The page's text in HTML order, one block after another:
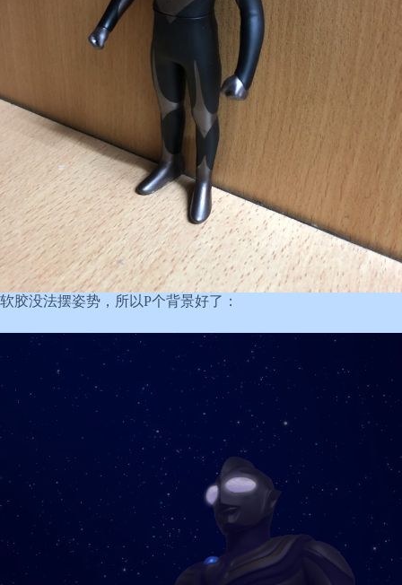
软胶没法摆姿势，所以P个背景好了：